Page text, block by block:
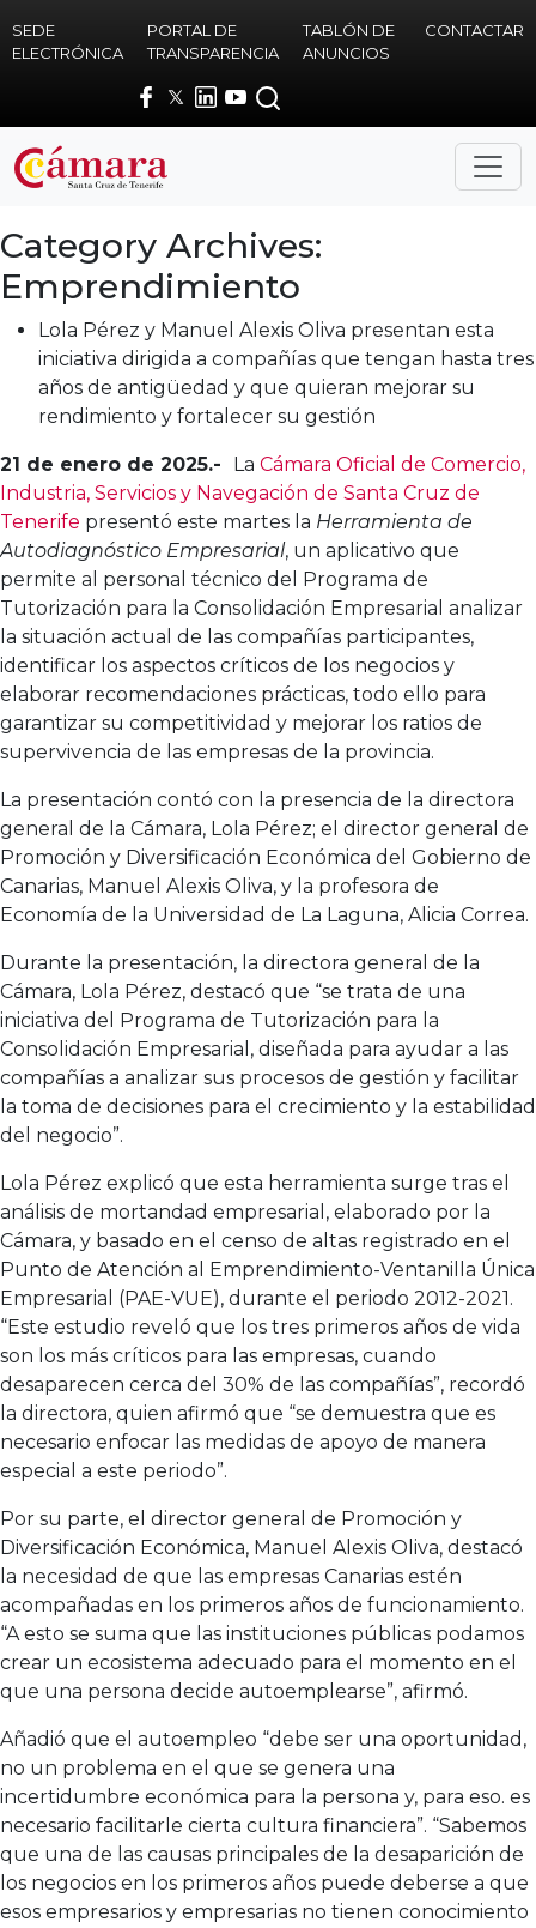
SEDE
ELECTRÓNICA
PORTAL DE
TRANSPARENCIA
TABLÓN DE
ANUNCIOS
CONTACTAR
Category Archives:
Emprendimiento
Lola Pérez y Manuel Alexis Oliva presentan esta
iniciativa dirigida a compañías que tengan hasta tres
años de antigüedad y que quieran mejorar su
rendimiento y fortalecer su gestión
21 de enero de 2025.- La Cámara Oficial de Comercio,
Industria, Servicios y Navegación de Santa Cruz de
Tenerife presentó este martes la Herramienta de
Autodiagnóstico Empresarial, un aplicativo que
permite al personal técnico del Programa de
Tutorización para la Consolidación Empresarial analizar
la situación actual de las compañías participantes,
identificar los aspectos críticos de los negocios y
elaborar recomendaciones prácticas, todo ello para
garantizar su competitividad y mejorar los ratios de
supervivencia de las empresas de la provincia.
La presentación contó con la presencia de la directora
general de la Cámara, Lola Pérez; el director general de
Promoción y Diversificación Económica del Gobierno de
Canarias, Manuel Alexis Oliva, y la profesora de
Economía de la Universidad de La Laguna, Alicia Correa.
Durante la presentación, la directora general de la
Cámara, Lola Pérez, destacó que “se trata de una
iniciativa del Programa de Tutorización para la
Consolidación Empresarial, diseñada para ayudar a las
compañías a analizar sus procesos de gestión y facilitar
la toma de decisiones para el crecimiento y la estabilidad
del negocio”.
Lola Pérez explicó que esta herramienta surge tras el
análisis de mortandad empresarial, elaborado por la
Cámara, y basado en el censo de altas registrado en el
Punto de Atención al Emprendimiento-Ventanilla Única
Empresarial (PAE-VUE), durante el periodo 2012-2021.
“Este estudio reveló que los tres primeros años de vida
son los más críticos para las empresas, cuando
desaparecen cerca del 30% de las compañías”, recordó
la directora, quien afirmó que “se demuestra que es
necesario enfocar las medidas de apoyo de manera
especial a este periodo”.
Por su parte, el director general de Promoción y
Diversificación Económica, Manuel Alexis Oliva, destacó
la necesidad de que las empresas Canarias estén
acompañadas en los primeros años de funcionamiento.
“A esto se suma que las instituciones públicas podamos
crear un ecosistema adecuado para el momento en el
que una persona decide autoemplearse”, afirmó.
Añadió que el autoempleo “debe ser una oportunidad,
no un problema en el que se genera una
incertidumbre económica para la persona y, para eso. es
necesario facilitarle cierta cultura financiera”. “Sabemos
que una de las causas principales de la desaparición de
los negocios en los primeros años puede deberse a que
esos empresarios y empresarias no tienen conocimiento